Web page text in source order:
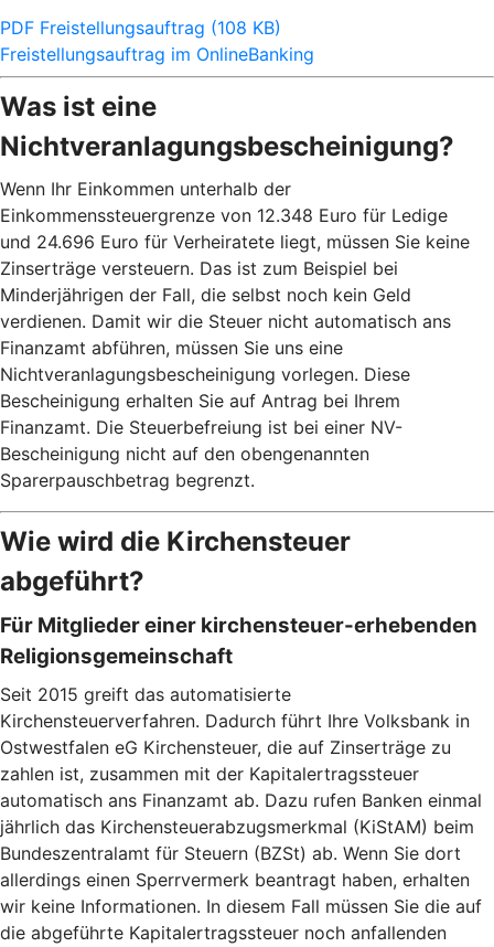
PDF Freistellungsauftrag (108 KB)
Freistellungsauftrag im OnlineBanking
Was ist eine
Nichtveranlagungsbescheinigung?
Wenn Ihr Einkommen unterhalb der
Einkommenssteuergrenze von 12.348 Euro für Ledige
und 24.696 Euro für Verheiratete liegt, müssen Sie keine
Zinserträge versteuern. Das ist zum Beispiel bei
Minderjährigen der Fall, die selbst noch kein Geld
verdienen. Damit wir die Steuer nicht automatisch ans
Finanzamt abführen, müssen Sie uns eine
Nichtveranlagungsbescheinigung vorlegen. Diese
Bescheinigung erhalten Sie auf Antrag bei Ihrem
Finanzamt. Die Steuerbefreiung ist bei einer NV-
Bescheinigung nicht auf den obengenannten
Sparerpauschbetrag begrenzt.
Wie wird die Kirchensteuer
abgeführt?
Für Mitglieder einer kirchensteuer-erhebenden
Religionsgemeinschaft
Seit 2015 greift das automatisierte
Kirchensteuerverfahren. Dadurch führt Ihre Volksbank in
Ostwestfalen eG Kirchensteuer, die auf Zinserträge zu
zahlen ist, zusammen mit der Kapitalertragssteuer
automatisch ans Finanzamt ab. Dazu rufen Banken einmal
jährlich das Kirchensteuerabzugsmerkmal (KiStAM) beim
Bundeszentralamt für Steuern (BZSt) ab. Wenn Sie dort
allerdings einen Sperrvermerk beantragt haben, erhalten
wir keine Informationen. In diesem Fall müssen Sie die auf
die abgeführte Kapitalertragssteuer noch anfallenden